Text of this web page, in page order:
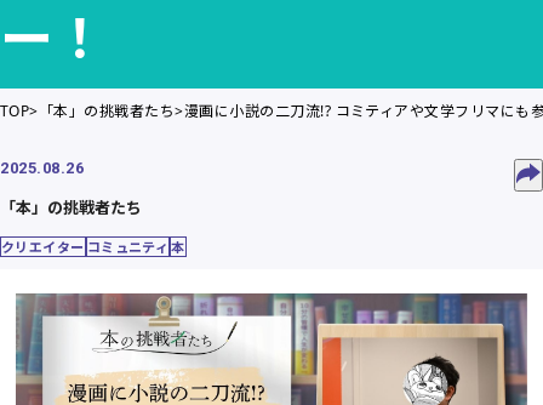
ー！
TOP 「本」の挑戦者たち 漫画に小説の二刀流!? コミティアや文学フリマに
2025.08.26
「本」の挑戦者たち
クリエイター コミュニティ 本